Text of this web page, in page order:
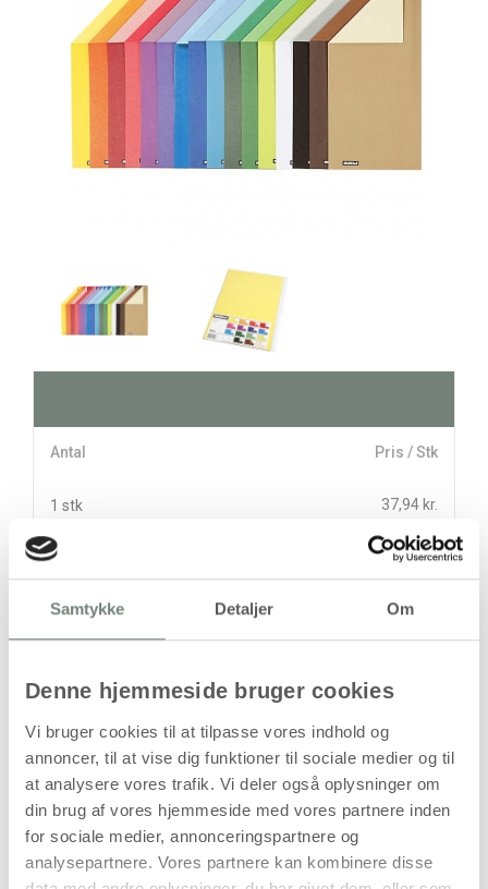
Samtykke Detaljer Om
Denne hjemmeside bruger cookies
Vi bruger cookies til at tilpasse vores indhold og
annoncer, til at vise dig funktioner til sociale medier og til
at analysere vores trafik. Vi deler også oplysninger om
din brug af vores hjemmeside med vores partnere inden
for sociale medier, annonceringspartnere og
analysepartnere. Vores partnere kan kombinere disse
Antal Pris / Stk
1 stk 37,94 kr.
37,94kr.
(30,35kr.ekskl. moms)